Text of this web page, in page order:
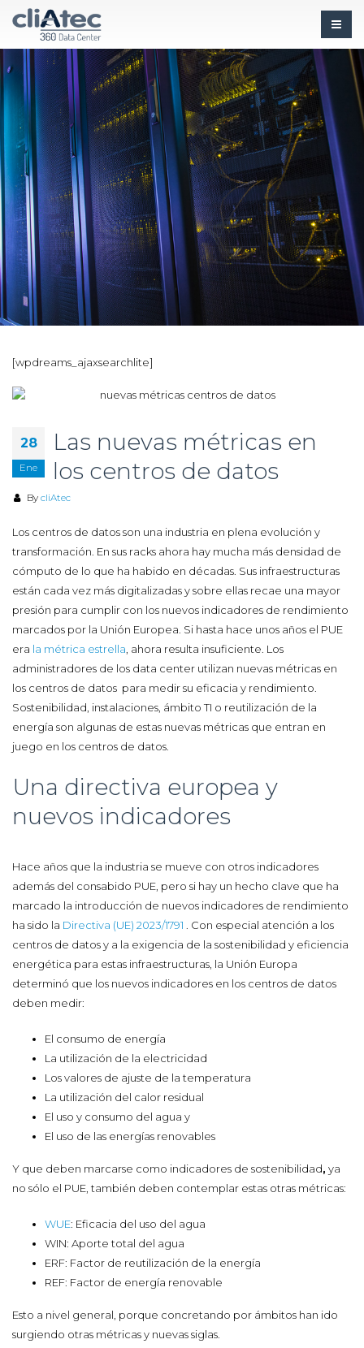
[wpdreams_ajaxsearchlite]
28
Ene
Las nuevas métricas en
los centros de datos
By cliAtec
Los centros de datos son una industria en plena evolución y
transformación. En sus racks ahora hay mucha más densidad de
cómputo de lo que ha habido en décadas. Sus infraestructuras
están cada vez más digitalizadas y sobre ellas recae una mayor
presión para cumplir con los nuevos indicadores de rendimiento
marcados por la Unión Europea. Si hasta hace unos años el PUE
era la métrica estrella , ahora resulta insuficiente. Los
administradores de los data center utilizan nuevas métricas en
los centros de datos para medir su eficacia y rendimiento.
Sostenibilidad, instalaciones, ámbito TI o reutilización de la
energía son algunas de estas nuevas métricas que entran en
juego en los centros de datos.
Una directiva europea y
nuevos indicadores
Hace años que la industria se mueve con otros indicadores
además del consabido PUE, pero si hay un hecho clave que ha
marcado la introducción de nuevos indicadores de rendimiento
ha sido la Directiva (UE) 2023/1791 . Con especial atención a los
centros de datos y a la exigencia de la sostenibilidad y eficiencia
energética para estas infraestructuras, la Unión Europa
determinó que los nuevos indicadores en los centros de datos
deben medir:
El consumo de energía
La utilización de la electricidad
Los valores de ajuste de la temperatura
La utilización del calor residual
El uso y consumo del agua y
El uso de las energías renovables
Y que deben marcarse como indicadores de sostenibilidad, ya
no sólo el PUE, también deben contemplar estas otras métricas:
WUE: Eficacia del uso del agua
WIN: Aporte total del agua
ERF: Factor de reutilización de la energía
REF: Factor de energía renovable
Esto a nivel general, porque concretando por ámbitos han ido
surgiendo otras métricas y nuevas siglas.